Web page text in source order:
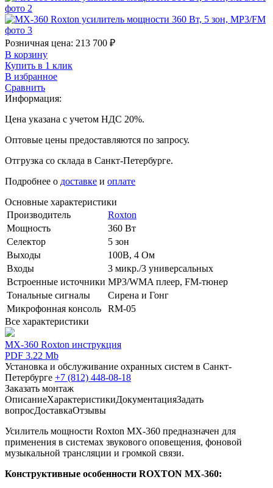
Розничная цена: 213 700 ₽
В корзину
Купить в 1 клик
В избранное
Сравнить
Информация:
Цена указана с учетом НДС 20%.
Оптовые цены предоставляются по запросу.
Отгрузка со склада в Санкт-Петербурге.
Подробнее о доставке и оплате
Основные характеристики
Производитель
Roxton
Мощность
360 Вт
Селектор
5 зон
Выходы
100В, 4 Ом
Входы
3 микр./3 универсальных
Встроенные источники MP3/WMA плеер, FM-тюнер
Тональные сигналы
Сирена и Гонг
Микрофонная консоль
RM-05
Все характеристики
MX-360 Roxton инструкция
PDF 3.22 Mb
Установка и обслуживание охранных систем в Санкт-
Петербурге +7 (812) 448-08-18
Заказать монтаж
ОписаниеХарактеристикиДокументацияЗадать
вопросДоставкаОтзывы
Усилитель мощности Roxton MX-360 предназначен для
применения в системах звукового оповещения, фоновой
музыкальной трансляции и громкой связи.
Конструктивные особенности ROXTON MX-360: